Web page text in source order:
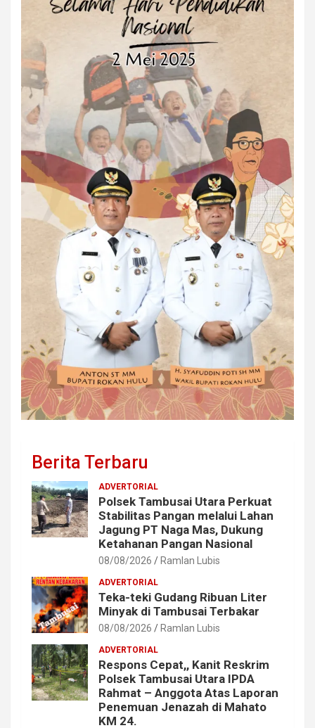
Berita Terbaru
ADVERTORIAL
Polsek Tambusai Utara Perkuat
Stabilitas Pangan melalui Lahan
Jagung PT Naga Mas, Dukung
Ketahanan Pangan Nasional
08/08/2026 Ramlan Lubis
ADVERTORIAL
Teka-teki Gudang Ribuan Liter
Minyak di Tambusai Terbakar
08/08/2026 Ramlan Lubis
ADVERTORIAL
Respons Cepat,, Kanit Reskrim
Polsek Tambusai Utara IPDA
Rahmat – Anggota Atas Laporan
Penemuan Jenazah di Mahato
KM 24.